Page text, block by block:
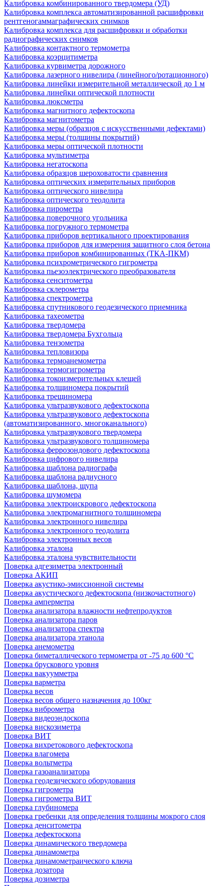
Калибровка комбинированного твердомера (УД)
Калибровка комплекса автоматизированной расшифровки
рентгеногаммаграфических снимков
Калибровка комплекса для расшифровки и обработки
радиографических снимков
Калибровка контактного термометра
Калибровка коэрцитиметра
Калибровка курвиметра дорожного
Калибровка лазерного нивелира (линейного/ротационного)
Калибровка линейки измерительной металлической до 1 м
Калибровка линейки оптической плотности
Калибровка люксметра
Калибровка магнитного дефектоскопа
Калибровка магнитометра
Калибровка меры (образцов с искусственными дефектами)
Калибровка меры (толщины покрытий)
Калибровка меры оптической плотности
Калибровка мультиметра
Калибровка негатоскопа
Калибровка образцов шероховатости сравнения
Калибровка оптических измерительных приборов
Калибровка оптического нивелира
Калибровка оптического теодолита
Калибровка пирометра
Калибровка поверочного угольника
Калибровка погружного термометра
Калибровка приборов вертикального проектирования
Калибровка приборов для измерения защитного слоя бетона
Калибровка приборов комбинированных (ТКА-ПКМ)
Калибровка психрометрического гигрометра
Калибровка пьезоэлектрического преобразователя
Калибровка сенситометра
Калибровка склерометра
Калибровка спектрометра
Калибровка спутникового геодезического приемника
Калибровка тахеометра
Калибровка твердомера
Калибровка твердомера Бухгольца
Калибровка тензометра
Калибровка тепловизора
Калибровка термоанемометра
Калибровка термогигрометра
Калибровка токоизмерительных клещей
Калибровка толщиномера покрытий
Калибровка трещиномера
Калибровка ультразвукового дефектоскопа
Калибровка ультразвукового дефектоскопа
(автоматизированного, многоканального)
Калибровка ультразвукового твердомера
Калибровка ультразвукового толщиномера
Калибровка феррозондового дефектоскопа
Калибровка цифрового нивелира
Калибровка шаблона радиографа
Калибровка шаблона радиусного
Калибровка шаблона, щупа
Калибровка шумомера
Калибровка электроискрового дефектоскопа
Калибровка электромагнитного толщиномера
Калибровка электронного нивелира
Калибровка электронного теодолита
Калибровка электронных весов
Калибровка эталона
Калибровка эталона чувствительности
Поверка адгезиметра электронный
Поверка АКИП
Поверка акустико-эмиссионной системы
Поверка акустического дефектоскопа (низкочастотного)
Поверка амперметра
Поверка анализатора влажности нефтепродуктов
Поверка анализатора паров
Поверка анализатора спектра
Поверка анализатора этанола
Поверка анемометра
Поверка биметаллического термометра от -75 до 600 °С
Поверка брускового уровня
Поверка вакуумметра
Поверка варметра
Поверка весов
Поверка весов общего назначения до 100кг
Поверка виброметра
Поверка видеоэндоскопа
Поверка вискозиметра
Поверка ВИТ
Поверка вихретокового дефектоскопа
Поверка влагомера
Поверка вольтметра
Поверка газоанализатора
Поверка геодезического оборудования
Поверка гигрометра
Поверка гигрометра ВИТ
Поверка глубиномера
Поверка гребенки для определения толщины мокрого слоя
Поверка денситометра
Поверка дефектоскопа
Поверка динамического твердомера
Поверка динамометра
Поверка динамометраического ключа
Поверка дозатора
Поверка дозиметра